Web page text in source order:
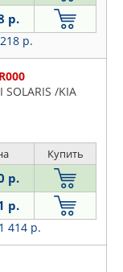
р.
р.
/KIA
Купить
р.
р.
414 р.